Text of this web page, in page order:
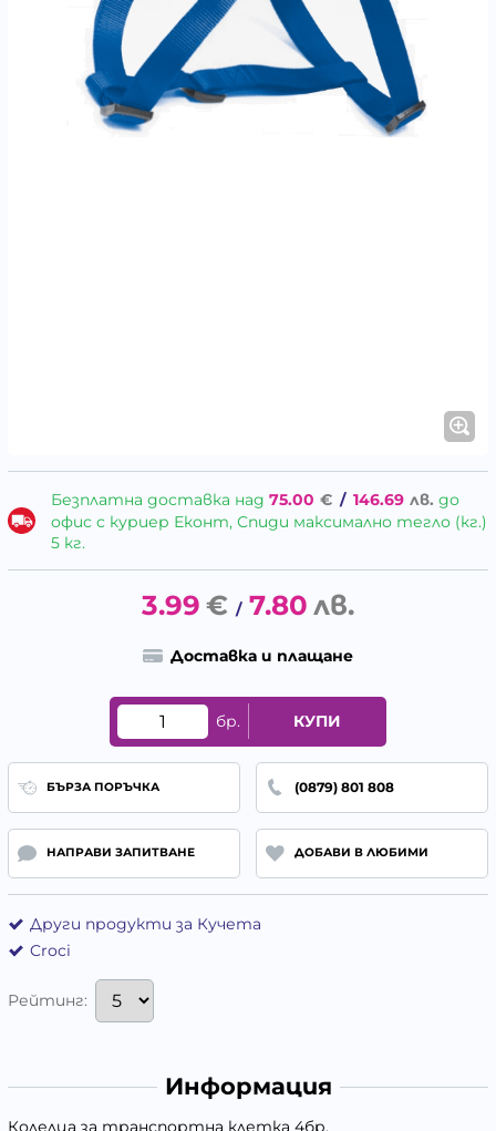
Безплатна доставка над 75.00 € / 146.69 лв. до
офис с куриер Еконт, Спиди максимално тегло (кг.)
5 кг.
3.99 € / 7.80 лв.
Доставка и плащане
бр. КУПИ
БЪРЗА ПОРЪЧКА (0879) 801 808
НАПРАВИ ЗАПИТВАНЕ ДОБАВИ В ЛЮБИМИ
Други продукти за Кучета
Croci
Рейтинг:
Информация
Колелца за транспортна клетка 4бр.